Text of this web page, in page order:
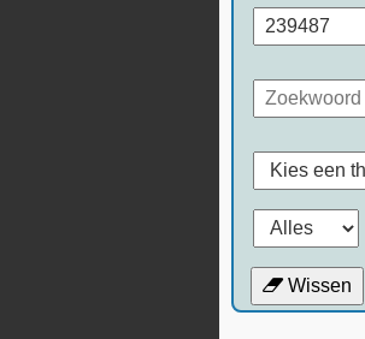
Wissen